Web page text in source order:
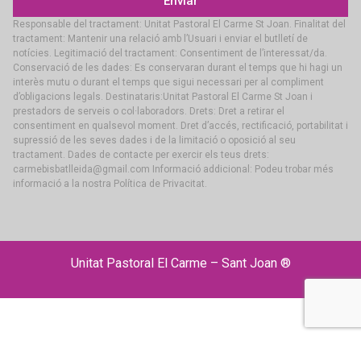
Responsable del tractament: Unitat Pastoral El Carme St Joan. Finalitat del
tractament: Mantenir una relació amb l’Usuari i enviar el butlletí de
notícies. Legitimació del tractament: Consentiment de l’interessat/da.
Conservació de les dades: Es conservaran durant el temps que hi hagi un
interès mutu o durant el temps que sigui necessari per al compliment
d’obligacions legals. Destinataris:Unitat Pastoral El Carme St Joan i
prestadors de serveis o col·laboradors. Drets: Dret a retirar el
consentiment en qualsevol moment. Dret d’accés, rectificació, portabilitat i
supressió de les seves dades i de la limitació o oposició al seu
tractament. Dades de contacte per exercir els teus drets:
carmebisbatlleida@gmail.com Informació addicional: Podeu trobar més
informació a la nostra Política de Privacitat.
Unitat Pastoral El Carme – Sant Joan ®